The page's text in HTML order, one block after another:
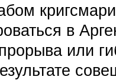
в
или